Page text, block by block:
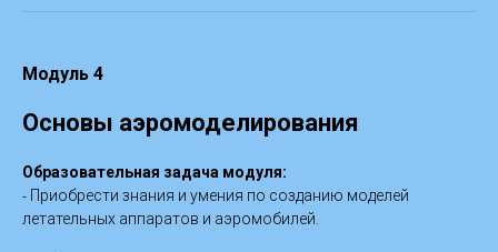
Модуль 4
Основы аэромоделирования
Образовательная задача модуля:
- Приобрести знания и умения по созданию моделей
летательных аппаратов и аэромобилей.